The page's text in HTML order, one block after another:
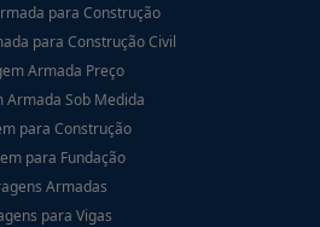
para Construção
para Construção Civil
Armada Preço
Armada Sob Medida
para Construção
para Fundação
Armadas
para Vigas